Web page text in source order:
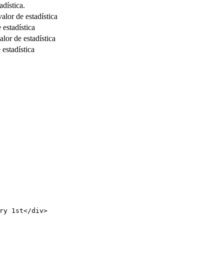
de estadística
de estadística
1st</div>